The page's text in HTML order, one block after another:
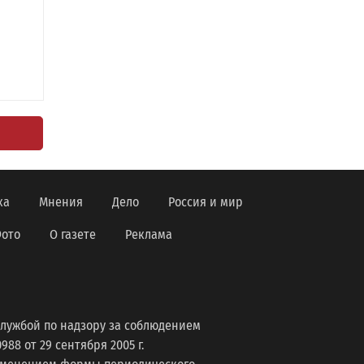
Мнения Дело Россия и мир
О газете Реклама
по надзору за соблюдением
от 29 сентября 2005 г.